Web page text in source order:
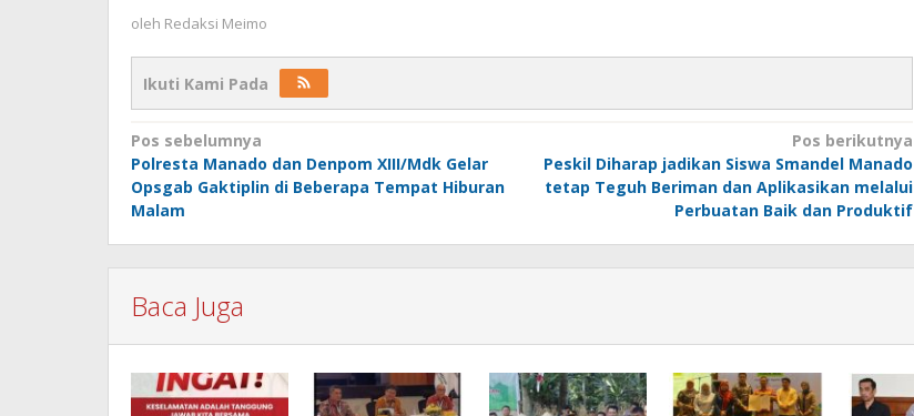
oleh Redaksi Meimo
Ikuti Kami Pada
Navigasi
pos
Pos sebelumnya
Polresta Manado dan Denpom XIII/Mdk Gelar
Opsgab Gaktiplin di Beberapa Tempat Hiburan
Malam
Pos berikutnya
Peskil Diharap jadikan Siswa Smandel Manado
tetap Teguh Beriman dan Aplikasikan melalui
Perbuatan Baik dan Produktif
Baca Juga